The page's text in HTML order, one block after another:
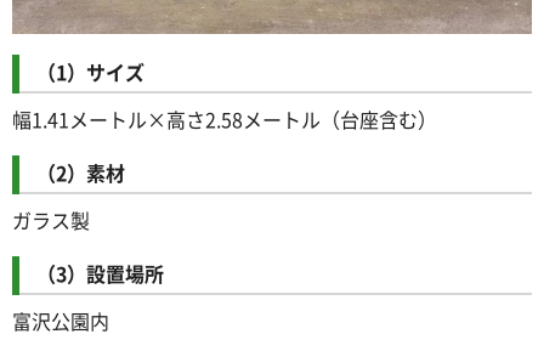
（1）サイズ
幅1.41メートル×高さ2.58メートル（台座含む）
（2）素材
ガラス製
（3）設置場所
富沢公園内